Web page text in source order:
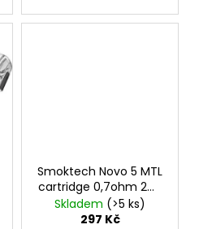
Smoktech Novo 5 MTL
cartridge 0,7ohm 2ml
3Pack
Skladem (>5 ks)
297 Kč